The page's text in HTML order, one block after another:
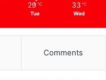
29 ℃
Tue
33 ℃
Wed
Comments